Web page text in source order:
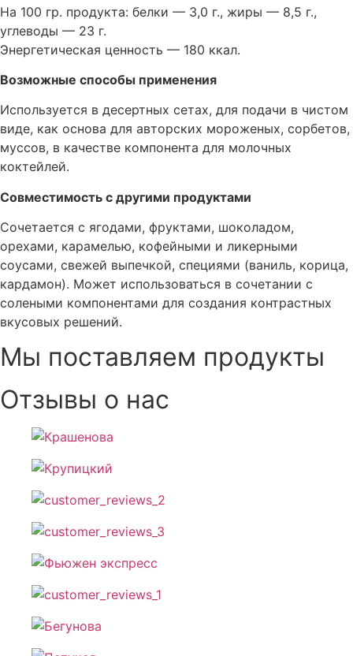
На 100 гр. продукта: белки — 3,0 г., жиры — 8,5 г.,
углеводы — 23 г.
Энергетическая ценность — 180 ккал.
Возможные способы применения
Используется в десертных сетах, для подачи в чистом
виде, как основа для авторских мороженых, сорбетов,
муссов, в качестве компонента для молочных
коктейлей.
Совместимость с другими продуктами
Сочетается с ягодами, фруктами, шоколадом,
орехами, карамелью, кофейными и ликерными
соусами, свежей выпечкой, специями (ваниль, корица,
кардамон). Может использоваться в сочетании с
солеными компонентами для создания контрастных
вкусовых решений.
Мы поставляем продукты
Отзывы о нас